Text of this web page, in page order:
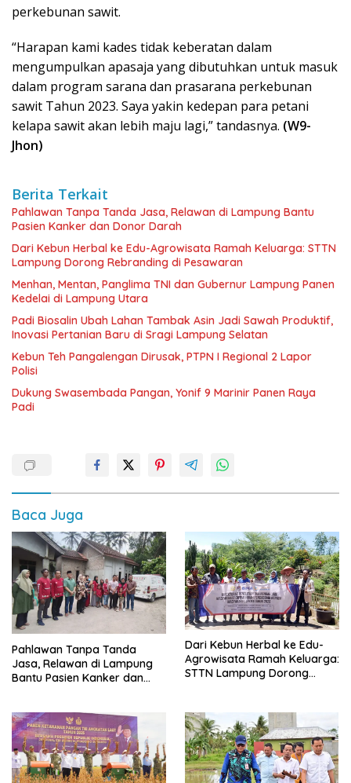
perkebunan sawit.
“Harapan kami kades tidak keberatan dalam
mengumpulkan apasaja yang dibutuhkan untuk masuk
dalam program sarana dan prasarana perkebunan
sawit Tahun 2023. Saya yakin kedepan para petani
kelapa sawit akan lebih maju lagi,” tandasnya. (W9-
Jhon)
Berita Terkait
Pahlawan Tanpa Tanda Jasa, Relawan di Lampung Bantu
Pasien Kanker dan Donor Darah
Dari Kebun Herbal ke Edu-Agrowisata Ramah Keluarga: STTN
Lampung Dorong Rebranding di Pesawaran
Menhan, Mentan, Panglima TNI dan Gubernur Lampung Panen
Kedelai di Lampung Utara
Padi Biosalin Ubah Lahan Tambak Asin Jadi Sawah Produktif,
Inovasi Pertanian Baru di Sragi Lampung Selatan
Kebun Teh Pangalengan Dirusak, PTPN I Regional 2 Lapor
Polisi
Dukung Swasembada Pangan, Yonif 9 Marinir Panen Raya
Padi
Baca Juga
Pahlawan Tanpa Tanda
Jasa, Relawan di Lampung
Bantu Pasien Kanker dan
Dari Kebun Herbal ke Edu-
Agrowisata Ramah Keluarga:
STTN Lampung Dorong